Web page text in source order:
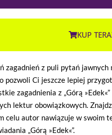
KUP
zagadnień z puli pytań
pozwoli Ci jeszcze lepiej
zagadnienia z „Górą
lektur obowiązkowych.
celu autor nawiązuje w swoim
„Górą »Edek«”.